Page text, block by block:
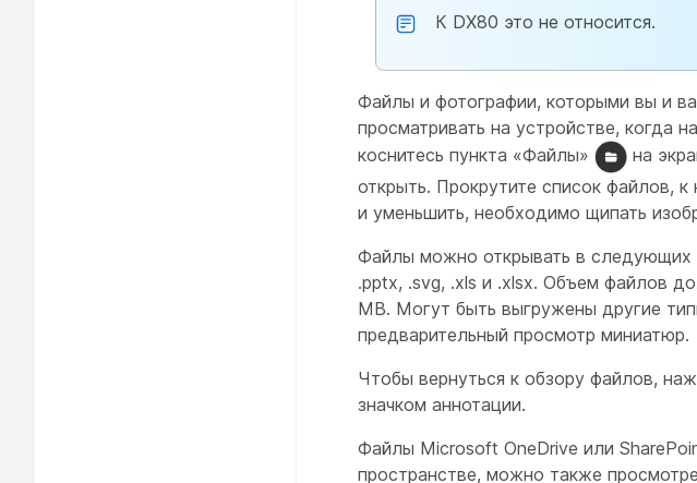
К DX80 это не относится.
Файлы и фотографии, которыми вы и
просматривать на устройстве, когда
коснитесь пункта «Файлы»
на
открыть. Прокрутите список файлов,
и уменьшить, необходимо щипать
Файлы можно открывать в следующих
.pptx, .svg, .xls и .xlsx. Объем файлов
MB. Могут быть выгружены другие
предварительный просмотр миниатюр.
Чтобы вернуться к обзору файлов,
значком аннотации.
Файлы Microsoft OneDrive или
пространстве, можно также